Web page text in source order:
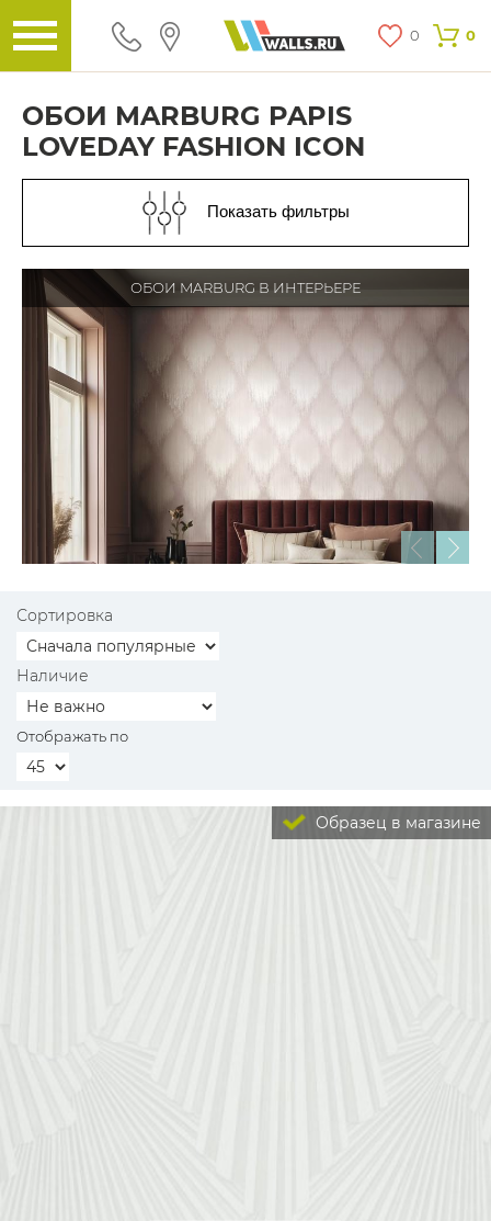
0 0
ОБОИ MARBURG PAPIS
LOVEDAY FASHION ICON
Показать фильтры
ОБОИ MARBURG В ИНТЕРЬЕРЕ
Сортировка
Наличие
Отображать по
Образец в магазине